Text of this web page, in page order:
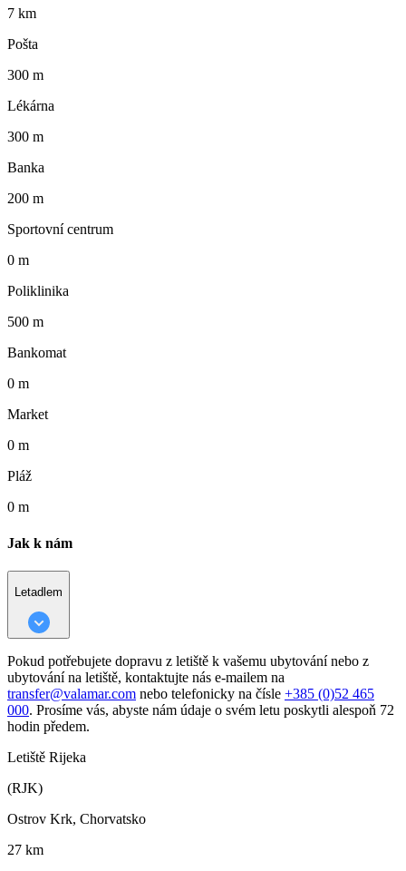
7 km
Pošta
300 m
Lékárna
300 m
Banka
200 m
Sportovní centrum
0 m
Poliklinika
500 m
Bankomat
0 m
Market
0 m
Pláž
0 m
Jak k nám
Letadlem
Pokud potřebujete dopravu z letiště k vašemu ubytování nebo z
ubytování na letiště, kontaktujte nás e-mailem na
transfer@valamar.com nebo telefonicky na čísle +385 (0)52 465
000. Prosíme vás, abyste nám údaje o svém letu poskytli alespoň 72
hodin předem.
Letiště Rijeka
(RJK)
Ostrov Krk, Chorvatsko
27 km